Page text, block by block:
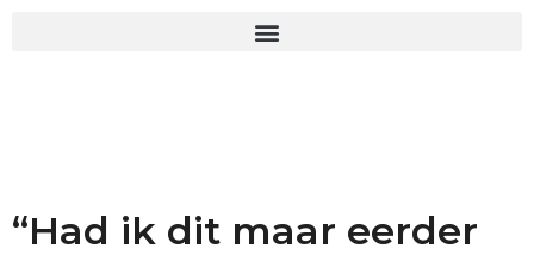
“Had ik dit maar eerder